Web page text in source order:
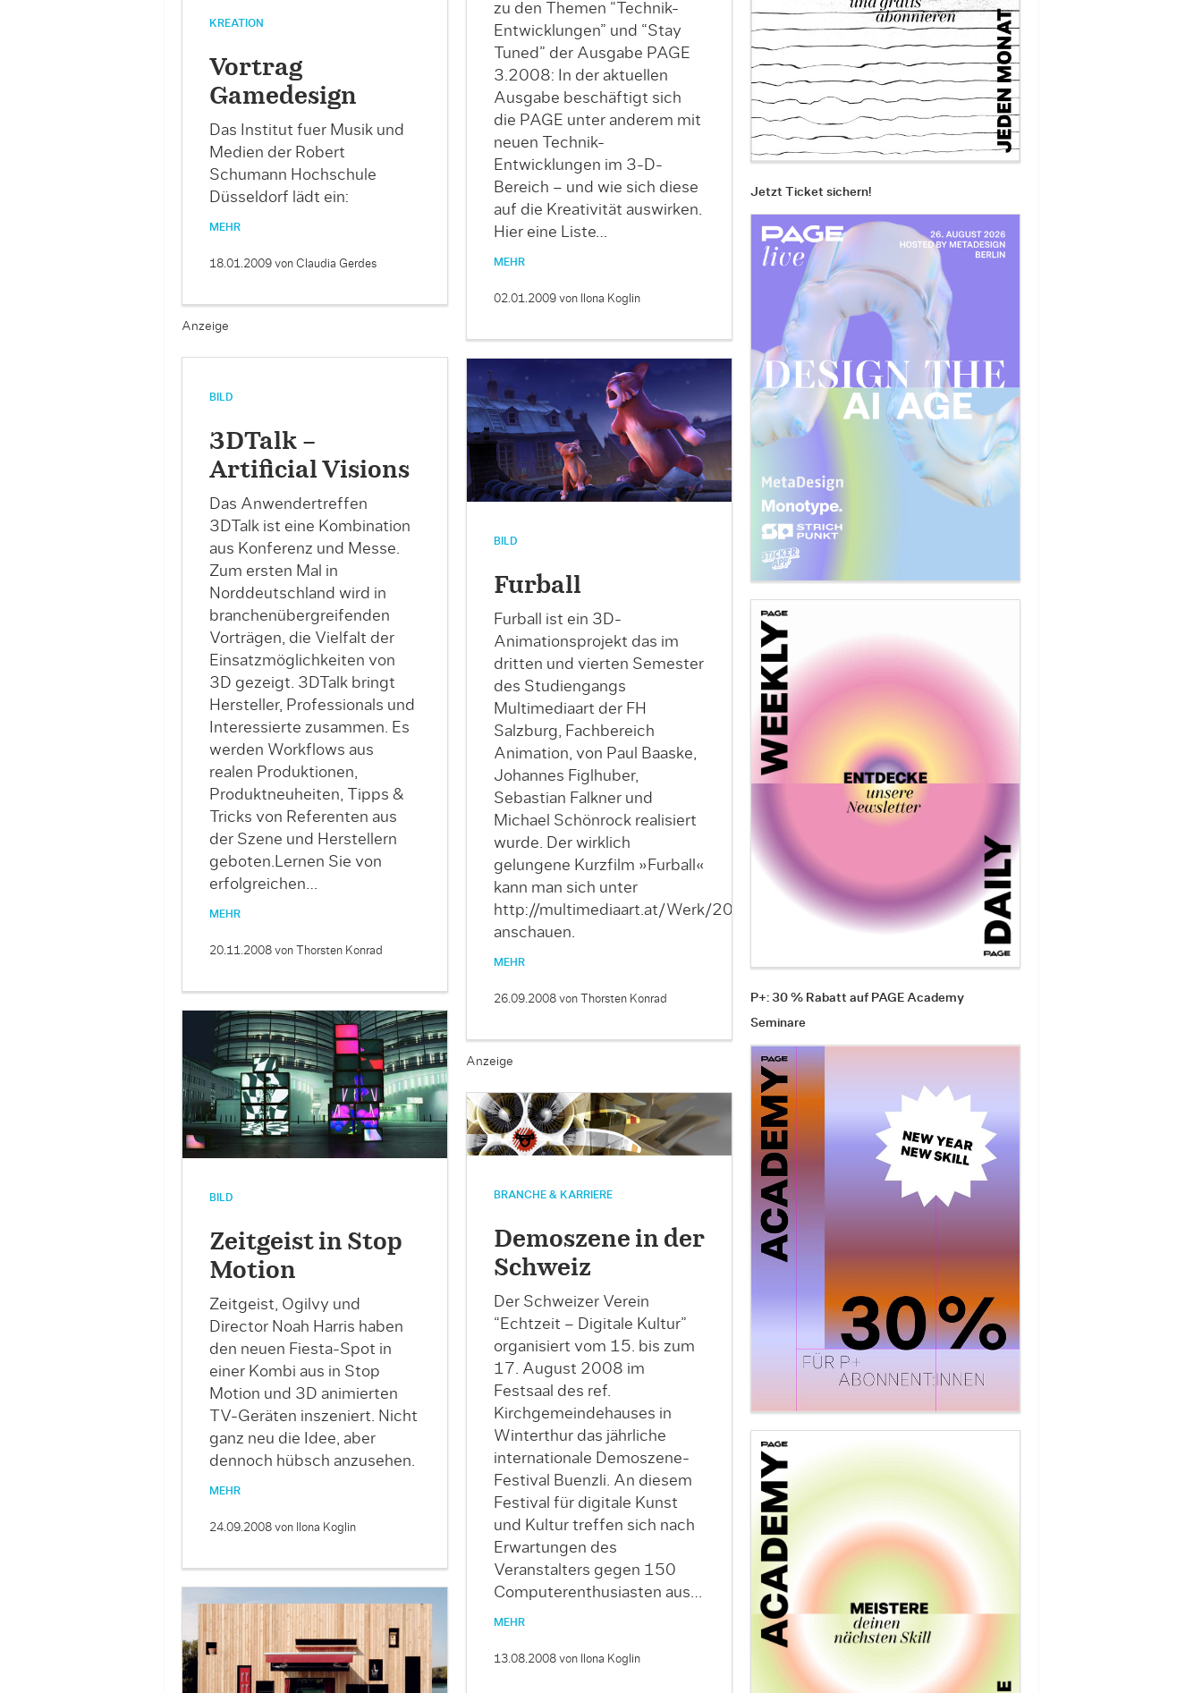
KREATION
Vortrag
Gamedesign
Das Institut fuer Musik und
Medien der Robert
Schumann Hochschule
Düsseldorf lädt ein:
MEHR
18.01.2009 von Claudia Gerdes
Anzeige
zu den Themen “Technik-
Entwicklungen” und “Stay
Tuned” der Ausgabe PAGE
3.2008: In der aktuellen
Ausgabe beschäftigt sich
die PAGE unter anderem mit
neuen Technik-
Entwicklungen im 3-D-
Bereich – und wie sich diese
auf die Kreativität auswirken.
Hier eine Liste…
MEHR
02.01.2009 von Ilona Koglin
BILD
3DTalk –
Artificial Visions
Das Anwendertreffen
3DTalk ist eine Kombination
aus Konferenz und Messe.
Zum ersten Mal in
Norddeutschland wird in
branchenübergreifenden
Vorträgen, die Vielfalt der
Einsatzmöglichkeiten von
3D gezeigt. 3DTalk bringt
Hersteller, Professionals und
Interessierte zusammen. Es
werden Workflows aus
realen Produktionen,
Produktneuheiten, Tipps &
Tricks von Referenten aus
der Szene und Herstellern
geboten.Lernen Sie von
erfolgreichen…
MEHR
20.11.2008 von Thorsten Konrad
BILD
Furball
Furball ist ein 3D-
Animationsprojekt das im
dritten und vierten Semester
des Studiengangs
Multimediaart der FH
Salzburg, Fachbereich
Animation, von Paul Baaske,
Johannes Figlhuber,
Sebastian Falkner und
Michael Schönrock realisiert
wurde. Der wirklich
gelungene Kurzfilm »Furball«
kann man sich unter
http://multimediaart.at/Werk/2008/Furball#
anschauen.
MEHR
26.09.2008 von Thorsten Konrad
BILD
Zeitgeist in Stop
Motion
Zeitgeist, Ogilvy und
Director Noah Harris haben
den neuen Fiesta-Spot in
einer Kombi aus in Stop
Motion und 3D animierten
TV-Geräten inszeniert. Nicht
ganz neu die Idee, aber
dennoch hübsch anzusehen.
MEHR
24.09.2008 von Ilona Koglin
Anzeige
BRANCHE & KARRIERE
Demoszene in der
Schweiz
Der Schweizer Verein
“Echtzeit – Digitale Kultur”
organisiert vom 15. bis zum
17. August 2008 im
Festsaal des ref.
Kirchgemeindehauses in
Winterthur das jährliche
internationale Demoszene-
Festival Buenzli. An diesem
Festival für digitale Kunst
und Kultur treffen sich nach
Erwartungen des
Veranstalters gegen 150
Computerenthusiasten aus…
MEHR
13.08.2008 von Ilona Koglin
Jetzt Ticket sichern!
P+: 30 % Rabatt auf PAGE Academy
Seminare